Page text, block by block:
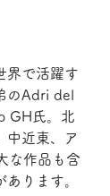
界で活躍す
のAdri del
GH氏。北
中近東、ア
な作品も含
ります。